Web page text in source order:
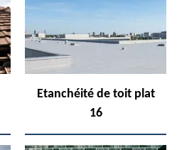
Etanchéité de toit plat
16